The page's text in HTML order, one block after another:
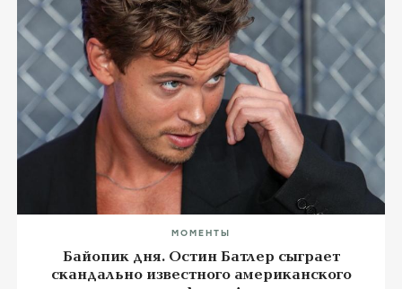
МОМЕНТЫ
Байопик дня. Остин Батлер сыграет
скандально известного американского